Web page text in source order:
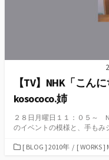
【TV】NHK「こん
kosococo.姉
２８日月曜日１１：０５～
のイベントの模様と、手もみ
カ[ BLOG ] 2010年 / [ WORKS ]